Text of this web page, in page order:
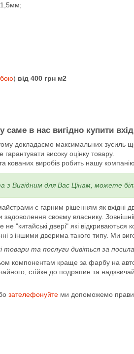
1,5мм;
) від 400 грн м2
саме в нас вигідно купити
докладаємо максимальних зусиль
високу оцінку товару.
кованих виробів робить нашу компанію
з Вигідним для Вас Цінам, можете
є гарним рішенням як
задоволення своєму власнику.
"китайські двері" які
з іншими дверима такого типу. Ми
товари та послуги дивіться за
компонентам краще за фарбу на
стійке до подряпин та
зателефонуйте ми допоможемо